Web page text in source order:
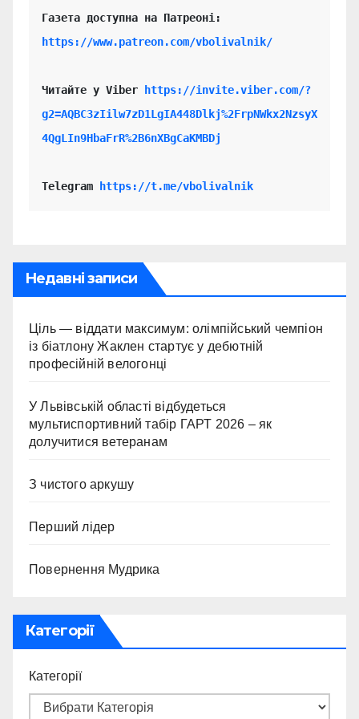
https://www.patreon.com/vbolivalnik/
Читайте у Viber
https://invite.viber.com/?
g2=AQBC3zIilw7zD1LgIA448Dlkj%2FrpNWkx2NzsyX
4QgLIn9HbaFrR%2B6nXBgCaKMBDj
Telegram https://t.me/vbolivalnik
Недавні записи
Ціль — віддати максимум: олімпійський чемпіон
із біатлону Жаклен стартує у дебютній
професійній велогонці
У Львівській області відбудеться
мультиспортивний табір ГАРТ 2026 – як
долучитися ветеранам
З чистого аркушу
Перший лідер
Повернення Мудрика
Категорії
Категорії